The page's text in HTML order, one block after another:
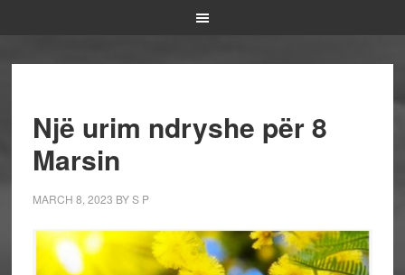
Një urim ndryshe për 8
Marsin
MARCH 8, 2023 BYS P